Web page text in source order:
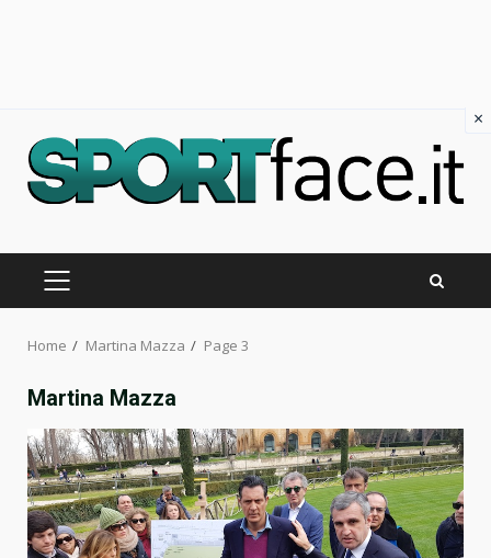
content
PRIMARY
Home Martina Mazza Page 3
Martina Mazza
×